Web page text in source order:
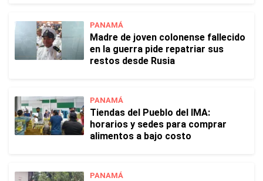
PANAMÁ
Madre de joven colonense fallecido
en la guerra pide repatriar sus
restos desde Rusia
PANAMÁ
Tiendas del Pueblo del IMA:
horarios y sedes para comprar
alimentos a bajo costo
PANAMÁ